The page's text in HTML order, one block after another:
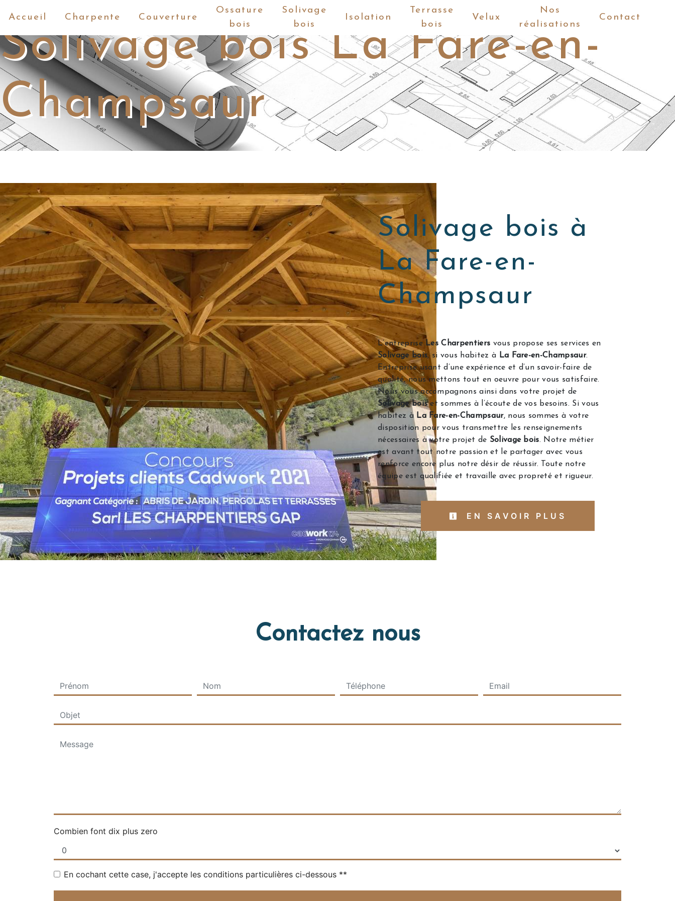
Accueil Charpente Couverture
Ossature
bois
Solivage
bois
Isolation
Terrasse
bois
Velux
Nos
réalisations
Contact
Solivage bois La Fare-en-
Champsaur
Solivage bois à
La Fare-en-
Champsaur
L’entreprise Les Charpentiers vous propose ses services en
Solivage bois, si vous habitez à La Fare-en-Champsaur.
Entreprise usant d’une expérience et d’un savoir-faire de
qualité, nous mettons tout en oeuvre pour vous satisfaire.
Nous vous accompagnons ainsi dans votre projet de
Solivage boiset sommes à l’écoute de vos besoins. Si vous
habitez à La Fare-en-Champsaur, nous sommes à votre
disposition pour vous transmettre les renseignements
nécessaires à votre projet de Solivage bois. Notre métier
est avant tout notre passion et le partager avec vous
renforce encore plus notre désir de réussir. Toute notre
équipe est qualifiée et travaille avec propreté et rigueur.
EN SAVOIR PLUS
Contactez nous
Combien font dix plus zero
En cochant cette case, j'accepte les conditions particulières ci-dessous **